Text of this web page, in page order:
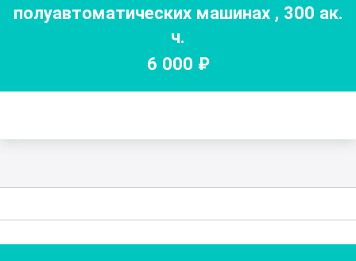
полуавтоматических машинах , 300 ак.
ч.
6 000 ₽